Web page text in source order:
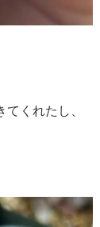
くれたし、